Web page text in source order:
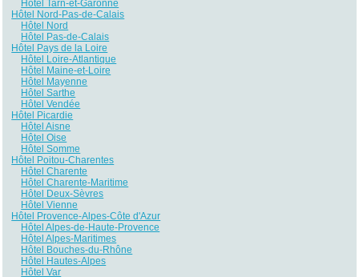
Hôtel Tarn-et-Garonne
Hôtel Nord-Pas-de-Calais
Hôtel Nord
Hôtel Pas-de-Calais
Hôtel Pays de la Loire
Hôtel Loire-Atlantique
Hôtel Maine-et-Loire
Hôtel Mayenne
Hôtel Sarthe
Hôtel Vendée
Hôtel Picardie
Hôtel Aisne
Hôtel Oise
Hôtel Somme
Hôtel Poitou-Charentes
Hôtel Charente
Hôtel Charente-Maritime
Hôtel Deux-Sèvres
Hôtel Vienne
Hôtel Provence-Alpes-Côte d'Azur
Hôtel Alpes-de-Haute-Provence
Hôtel Alpes-Maritimes
Hôtel Bouches-du-Rhône
Hôtel Hautes-Alpes
Hôtel Var